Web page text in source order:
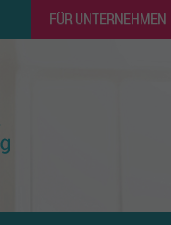
FÜR UNTERNEHMEN